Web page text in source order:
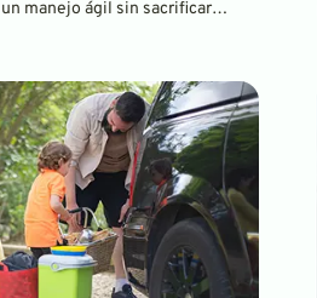
manejo ágil sin sacrificar